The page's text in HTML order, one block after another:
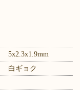
5x2.3x1.9mm
白ギョク